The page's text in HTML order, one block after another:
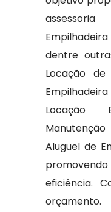
dentre
Locação de
Locação
Aluguel de
eficiência.